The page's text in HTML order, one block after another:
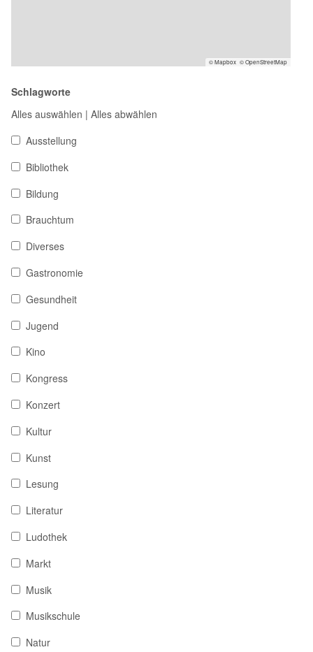
© Mapbox © OpenStreetMap
Schlagworte
Alles auswählen | Alles abwählen
Ausstellung
Bibliothek
Bildung
Brauchtum
Diverses
Gastronomie
Gesundheit
Jugend
Kino
Kongress
Konzert
Kultur
Kunst
Lesung
Literatur
Ludothek
Markt
Musik
Musikschule
Natur